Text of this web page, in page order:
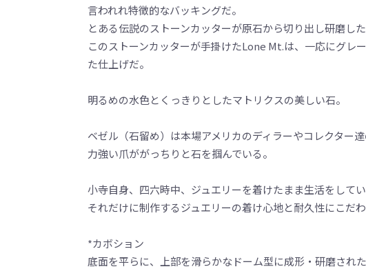
言われれ特徴的なバッキングだ。
とある伝説のストーンカッターが原石から切り出し研磨し
このストーンカッターが手掛けたLone Mt.は、一応にグレ
た仕上げだ。
明るめの水色とくっきりとしたマトリクスの美しい石。
ベゼル（石留め）は本場アメリカのディラーやコレクター
力強い爪ががっちりと石を掴んでいる。
小寺自身、四六時中、ジュエリーを着けたまま生活をしてい
それだけに制作するジュエリーの着け心地と耐久性にこだわ
*カボション
底面を平らに、上部を滑らかなドーム型に成形・研磨され